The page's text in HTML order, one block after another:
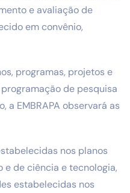
e avaliação de
em convênio,
programas, projetos e
de pesquisa
a EMBRAPA observará as
nos planos
e de ciência e tecnologia,
estabelecidas nos